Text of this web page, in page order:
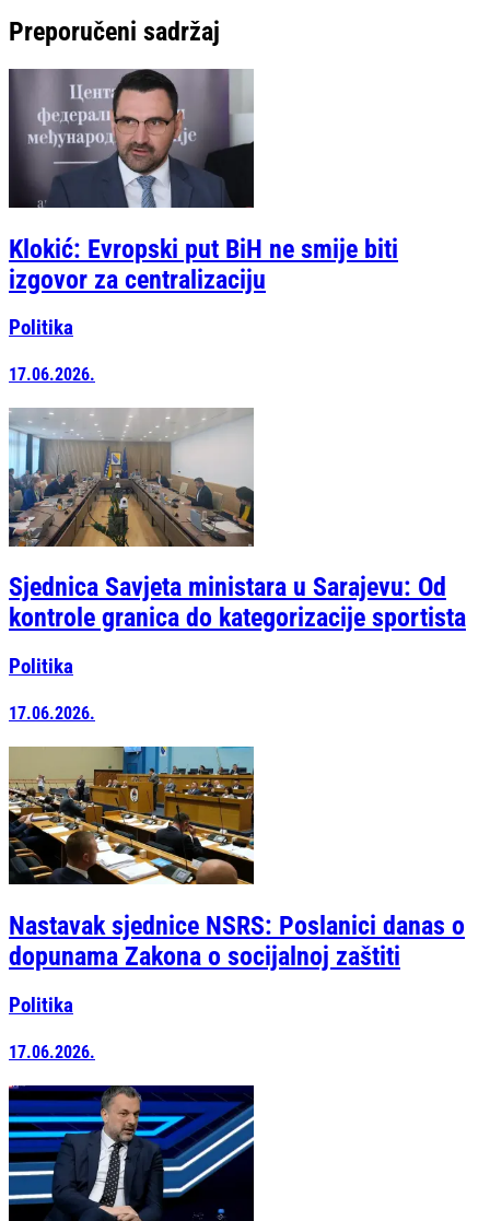
Preporučeni sadržaj
Klokić: Evropski put BiH ne smije biti
izgovor za centralizaciju
Politika
17.06.2026.
Sjednica Savjeta ministara u Sarajevu: Od
kontrole granica do kategorizacije sportista
Politika
17.06.2026.
Nastavak sjednice NSRS: Poslanici danas o
dopunama Zakona o socijalnoj zaštiti
Politika
17.06.2026.